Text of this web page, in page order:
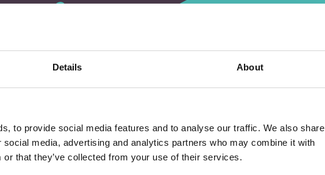
Details About
to provide social media features and to analyse our traffic. We also share
media, advertising and analytics partners who may combine it with
that they’ve collected from your use of their services.